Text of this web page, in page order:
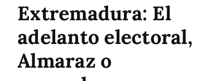
Extremadura: El
adelanto electoral,
Almaraz o